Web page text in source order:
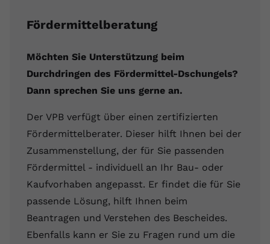
Fördermittelberatung
Möchten Sie Unterstützung beim
Durchdringen des Fördermittel-Dschungels?
Dann sprechen Sie uns gerne an.
Der VPB verfügt über einen zertifizierten
Fördermittelberater. Dieser hilft Ihnen bei der
Zusammenstellung, der für Sie passenden
Fördermittel - individuell an Ihr Bau- oder
Kaufvorhaben angepasst. Er findet die für Sie
passende Lösung, hilft Ihnen beim
Beantragen und Verstehen des Bescheides.
Ebenfalls kann er Sie zu Fragen rund um die